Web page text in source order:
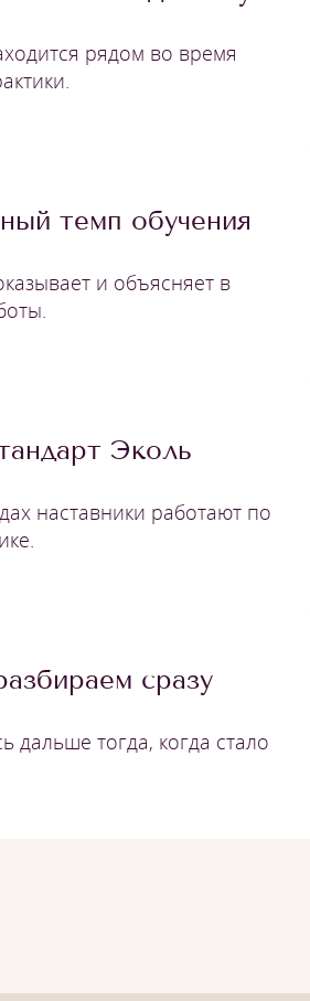
рядом во время
темп обучения
и объясняет в
Эколь
наставники работают по
сразу
дальше тогда, когда стало